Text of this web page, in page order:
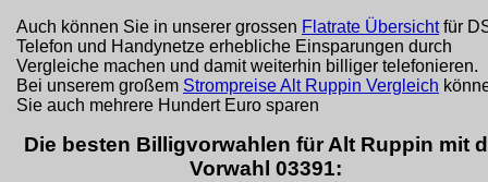
Auch können Sie in unserer grossen Flatrate Übersichtfür
Telefon und Handynetze erhebliche Einsparungen durch
Vergleiche machen und damit weiterhin billiger telefonieren.
Bei unserem großem Strompreise Alt Ruppin Vergleich
Sie auch mehrere Hundert Euro sparen
Die besten Billigvorwahlen für Alt Ruppin mit
Vorwahl 03391: